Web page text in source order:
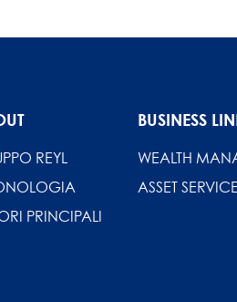
REYL
PRINCIPALI
BUSINESS
WEALTH
ASSET